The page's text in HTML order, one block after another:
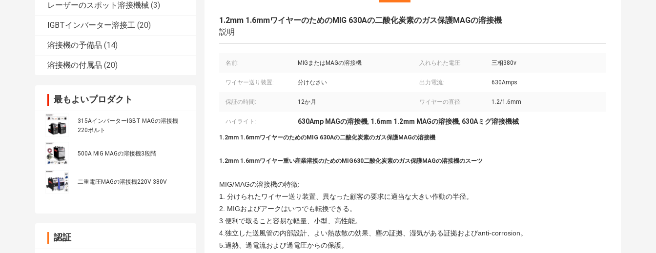
レーザーのスポット溶接機械 (3)
IGBTインバーター溶接工 (20)
溶接機の予備品 (14)
溶接機の付属品 (20)
最もよいプロダクト
315AインバーターIGBT MAGの溶接機
220ボルト
500A MIG MAGの溶接機3段階
二重電圧MAGの溶接機220V 380V
認証
1.2mm 1.6mmワイヤーのためのMIG 630Aの二酸化炭素のガス保護MAGの溶接機
説明
名前: MIGまたはMAGの溶接機 入れられた電圧: 三相380v
ワイヤー送り装置: 分けなさい 出力電流: 630Amps
保証の時間: 12か月 ワイヤーの直径: 1.2/1.6mm
ハイライト: 630Amp MAGの溶接機, 1.6mm 1.2mm MAGの溶接機, 630Aミグ溶接機械
1.2mm 1.6mmワイヤーのためのMIG 630Aの二酸化炭素のガス保護MAGの溶接機
1.2mm 1.6mmワイヤー重い産業溶接のためのMIG630二酸化炭素のガス保護MAGの溶接機のスーツ
MIG/MAGの溶接機の特徴:
1. 分けられたワイヤー送り装置、異なった顧客の要求に適当な大きい作動の半径。
2. MIGおよびアークはいつでも転換できる。
3.便利で取ること容易な軽量、小型、高性能。
4.独立した送風管の内部設計、よい熱放散の効果、塵の証拠、湿気がある証拠およびanti-corrosion。
5.過熱、過電流および過電圧からの保護。